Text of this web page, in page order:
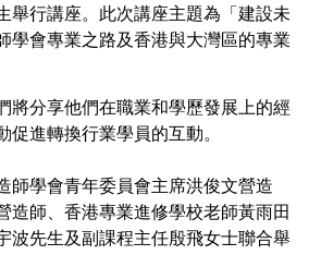
舉行講座。此次講座主題為「建設未
學會專業之路及香港與大灣區的專業
將分享他們在職業和學歷發展上的經
促進轉換行業學員的互動。
師學會青年委員會主席洪俊文營造
造師、香港專業進修學校老師黃雨田
波先生及副課程主任殷飛女士聯合舉